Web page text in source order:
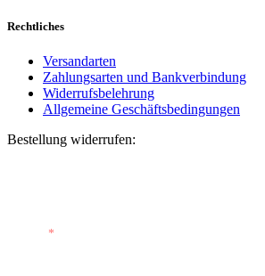
Rechtliches
Versandarten
Zahlungsarten und Bankverbindung
Widerrufsbelehrung
Allgemeine Geschäftsbedingungen
Bestellung widerrufen:
*